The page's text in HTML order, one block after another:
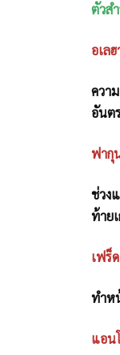
ตัวส
อเล
ควา
อันต
ฟากุ
ช่วง
ท้าย
เฟร็
ทำห
แอน